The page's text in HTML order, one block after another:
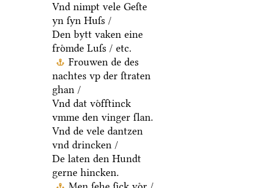
Vnd nimpt vele Geſte
yn ſyn Huſs /
Den bytt vaken eine
froͤmde Luſs / etc.
Frouwen de des
nachtes vp der ſtraten
ghan /
Vnd dat voͤfftinck
vmme den vinger ſlan.
Vnd de vele dantzen
vnd drincken /
De laten den Hundt
gerne hincken.